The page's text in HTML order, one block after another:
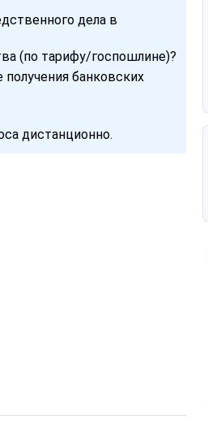
дела в
(по тарифу/госпошлине)?
банковских
дистанционно.